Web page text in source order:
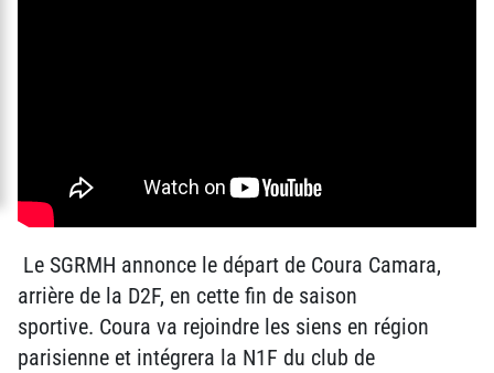
Le SGRMH annonce le départ de Coura Camara,
arrière de la D2F, en cette fin de saison
sportive. Coura va rejoindre les siens en région
parisienne et intégrera la N1F du club de